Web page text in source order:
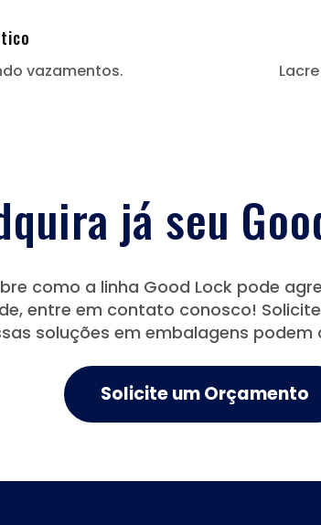
vazamentos.
já seu
como a linha Good Lock pode
entre em contato conosco!
soluções em embalagens podem
Solicite um Orçamento